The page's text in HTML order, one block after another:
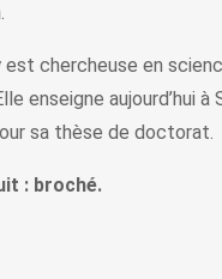
est chercheuse en
enseigne aujourd’hui
sa thèse de doctorat.
: broché.